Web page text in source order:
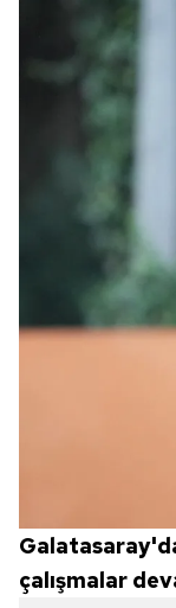
çalışmalar